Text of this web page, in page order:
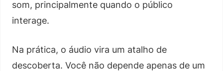
som, principalmente quando o público
interage.
Na prática, o áudio vira um atalho de
descoberta. Você não depende apenas de um